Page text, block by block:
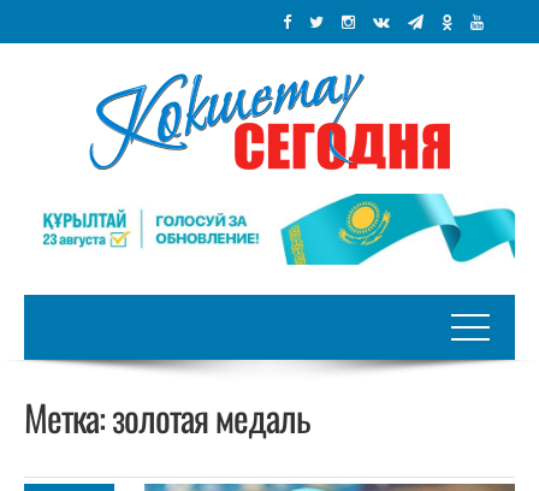
Метка:золотая медаль